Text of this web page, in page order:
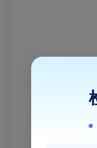
访谈嘉宾
主 题：深